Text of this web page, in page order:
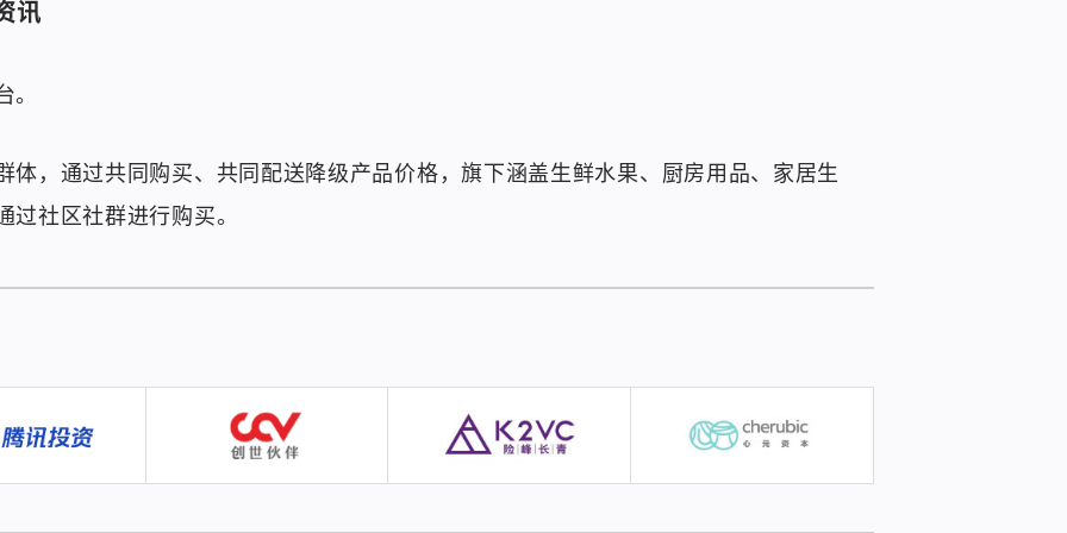
讯
。
体，通过共同购买、共同配送降级产品价格，旗下涵盖生鲜水果、厨房用品、家居生
社区社群进行购买。